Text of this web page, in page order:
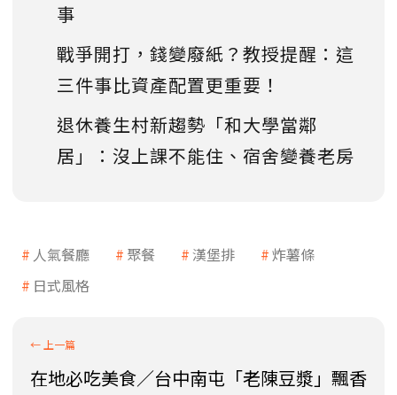
事
戰爭開打，錢變廢紙？教授提醒：這
三件事比資產配置更重要！
退休養生村新趨勢「和大學當鄰
居」：沒上課不能住、宿舍變養老房
人氣餐廳 聚餐 漢堡排
炸薯條
日式風格
在地必吃美食／台中南屯「老陳豆漿」飄香